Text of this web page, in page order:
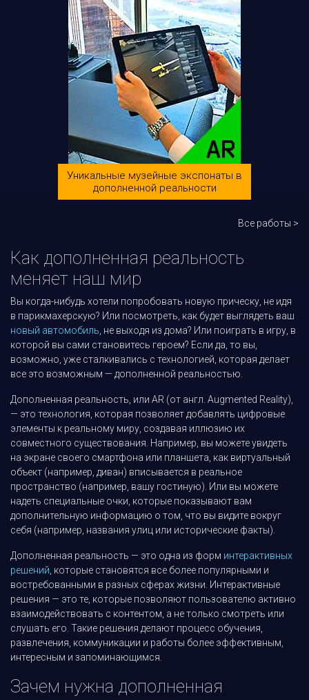
Уникальные музейные экспонаты в
дополненной реальности
Все работы >
Как дополненная реальность
меняет наш мир
Вы когда-нибудь хотели попробовать новую прическу, не идя
в парикмахерскую? Или посмотреть, как будет выглядеть ваш
новый автомобиль , не выходя из дома? Или поиграть в игру, в
которой вы сами становитесь героем? Если да, то вы,
возможно, уже сталкивались с технологией, которая делает
все это возможным — дополненной реальностью.
Дополненная реальность, или AR (от англ. Augmented Reality),
— это технология, которая позволяет добавлять цифровые
элементы к реальному миру, создавая иллюзию их
совместного существования. Например, вы можете увидеть
на экране своего смартфона или планшета, как виртуальный
объект (например, диван) вписывается в реальное
пространство (например, вашу гостиную). Или вы можете
надеть специальные очки, которые показывают вам
дополнительную информацию о том, что вы видите вокруг
себя (например, названия улиц или исторические факты).
Дополненная реальность — это одна из форм интерактивных
решений , которые становятся все более популярными и
востребованными в разных сферах жизни. Интерактивные
решения — это те, которые позволяют пользователю активно
взаимодействовать с контентом, а не только смотреть или
слушать его. Такие решения делают процесс обучения,
развлечения, коммуникации и работы более эффективным,
интересным и запоминающимся.
Зачем нужна дополненная